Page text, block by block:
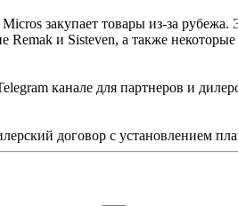
закупает товары из-за
Remak и Sisteven, а также
канале для партнеров и
договор с установлением